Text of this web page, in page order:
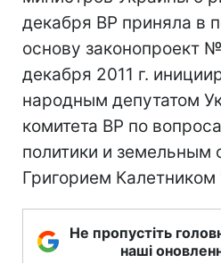
декабря ВР приняла в
основу законопроект
декабря 2011 г.
народным депутатом
комитета ВР по
политики и земельным
Григорием
Не пропустіть
наші